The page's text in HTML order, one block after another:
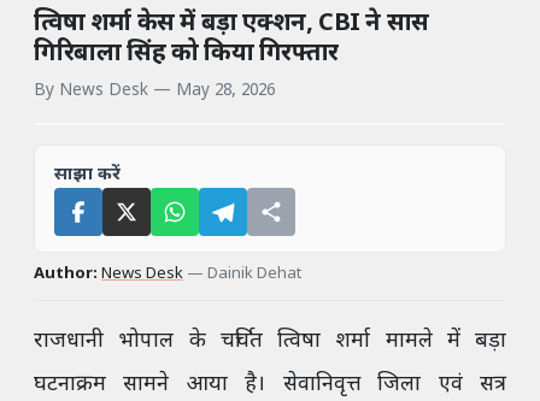
त्विषा शर्मा केस में बड़ा एक्शन, CBI ने सास
गिरिबाला सिंह को किया गिरफ्तार
By News Desk — May 28, 2026
साझा करें
Author: News Desk — Dainik Dehat
राजधानी भोपाल के चर्चित त्विषा शर्मा मामले में बड़ा
घटनाक्रम सामने आया है। सेवानिवृत्त जिला एवं सत्र